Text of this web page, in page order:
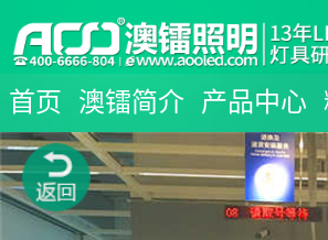
首页 澳镭简介 产品中心